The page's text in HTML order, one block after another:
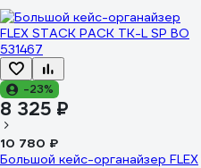
-23%
8 325 ₽
10 780 ₽
Большой кейс-органайзер FLEX